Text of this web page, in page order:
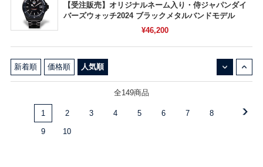
【受注販売】オリジナルネーム入り・侍ジャパンダイ
バーズウォッチ2024 ブラックメタルバンドモデル
¥46,200
新着順 価格順 人気順
全149商品
1 2 3 4 5 6 7 8
9 10